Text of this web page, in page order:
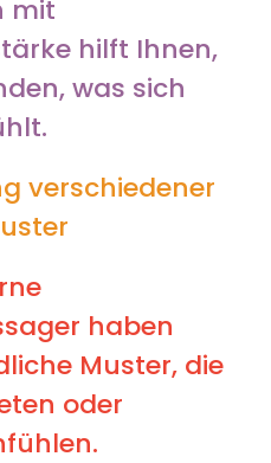
mit
hilft Ihnen,
was sich
verschiedener
haben
Muster, die
oder